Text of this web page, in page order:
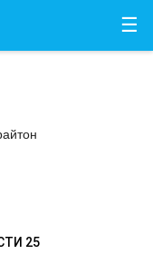
☰
25